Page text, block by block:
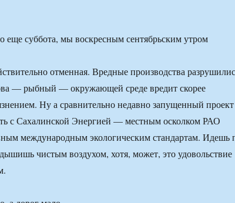
суббота, мы воскресным сентябрьским утром
отменная. Вредные производства
— рыбный — окружающей среде вредит скорее
Ну а сравнительно недавно запущенный проект
с Сахалинской Энергией — местным осколком РАО
международным экологическим стандартам. Идешь
чистым воздухом, хотя, может, это удовольствие